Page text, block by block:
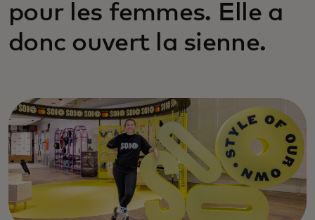
pour les femmes. Elle a
donc ouvert la sienne.